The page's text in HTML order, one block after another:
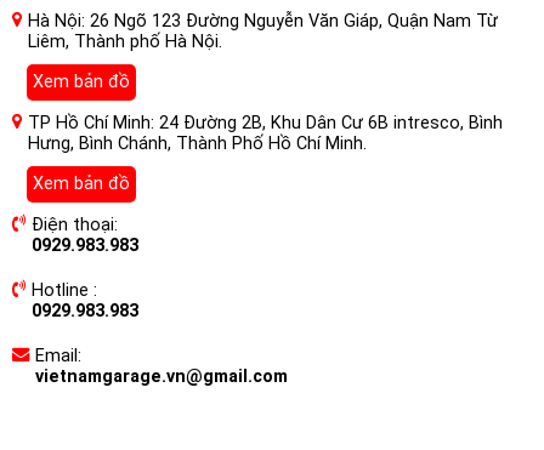
Hà Nội: 26 Ngõ 123 Đường Nguyễn Văn Giáp, Quận Nam Từ
Liêm, Thành phố Hà Nội.
Xem bản đồ
TP Hồ Chí Minh: 24 Đường 2B, Khu Dân Cư 6B intresco, Bình
Hưng, Bình Chánh, Thành Phố Hồ Chí Minh.
Xem bản đồ
Điện thoại:
0929.983.983
Hotline :
0929.983.983
Email:
vietnamgarage.vn@gmail.com